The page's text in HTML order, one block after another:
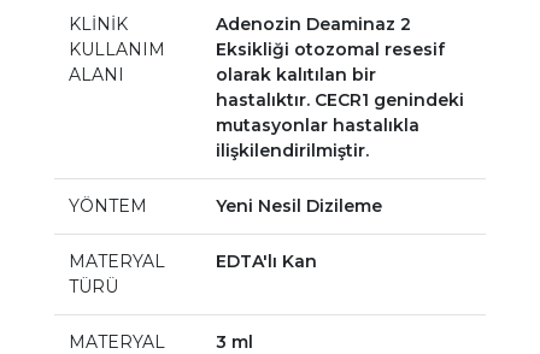
KLİNİK
KULLANIM
ALANI
Adenozin Deaminaz 2
Eksikliği otozomal resesif
olarak kalıtılan bir
hastalıktır. CECR1 genindeki
mutasyonlar hastalıkla
ilişkilendirilmiştir.
YÖNTEM Yeni Nesil Dizileme
MATERYAL
TÜRÜ
EDTA'lı Kan
MATERYAL
3 ml